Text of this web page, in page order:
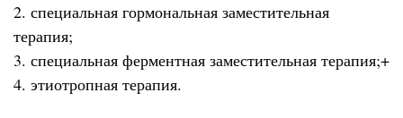
2. специальная гормональная заместительная
терапия;
3. специальная ферментная заместительная терапия;+
4. этиотропная терапия.